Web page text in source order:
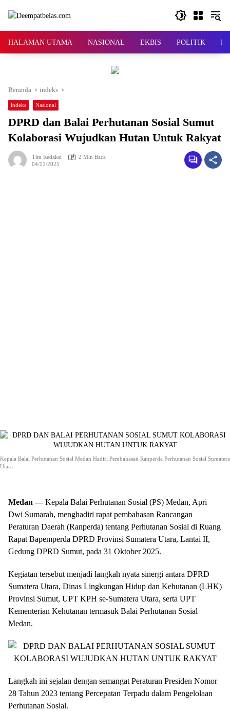
HALAMAN UTAMA NASIONAL EKBIS POLITIK
Beranda indeks
indeks Nasional
DPRD dan Balai Perhutanan Sosial Sumut
Kolaborasi Wujudkan Hutan Untuk Rakyat
Tim Redaksi
2 Min Baca
04/11/2025
Kepala Balai Perhutanan Sosial Medan Hadiri Pembahasan Ranperda Perhutanan Sosial Sumatera
Utara.
Medan —Kepala Balai Perhutanan Sosial (PS) Medan, Apri
Dwi Sumarah, menghadiri rapat pembahasan Rancangan
Peraturan Daerah (Ranperda) tentang Perhutanan Sosial di Ruang
Rapat Bapemperda DPRD Provinsi Sumatera Utara, Lantai II,
Gedung DPRD Sumut, pada 31 Oktober 2025.
Kegiatan tersebut menjadi langkah nyata sinergi antara DPRD
Sumatera Utara, Dinas Lingkungan Hidup dan Kehutanan (LHK)
Provinsi Sumut, UPT KPH se-Sumatera Utara, serta UPT
Kementerian Kehutanan termasuk Balai Perhutanan Sosial
Medan.
Langkah ini sejalan dengan semangat Peraturan Presiden Nomor
28 Tahun 2023 tentang Percepatan Terpadu dalam Pengelolaan
Perhutanan Sosial.